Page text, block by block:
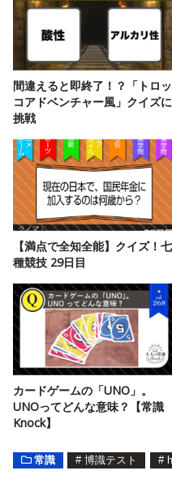
間違えると即終了！？「トロッ
コアドベンチャー風」クイズに
挑戦
【満点で全知全能】クイズ！七
種競技 29日目
カードゲームの「UNO」。
UNOってどんな意味？【常識
Knock】
常識 # 博識テスト #